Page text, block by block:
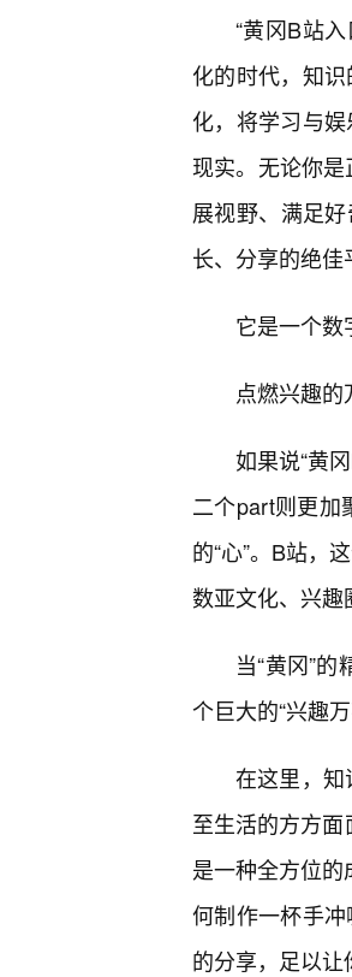
“黄冈B站
化的时代，知
化，将学习与
现实。无论你
展视野、满足
长、分享的绝佳
它是一个数
点燃兴趣
如果说“黄
二个part则更加
的“心”。B站，
数亚文化、兴趣
当“黄冈”
个巨大的“兴趣
在这里，
至生活的方方面
是一种全方位
何制作一杯手
的分享，足以让